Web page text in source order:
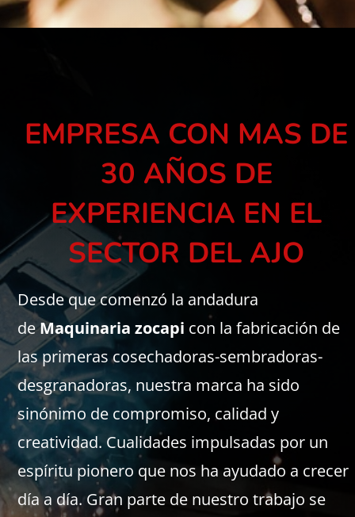
EMPRESA CON MAS DE
30 AÑOS DE
EXPERIENCIA EN EL
SECTOR DEL AJO
Desde que comenzó la andadura
deMaquinaria zocapi con la fabricación de
las primeras cosechadoras-sembradoras-
desgranadoras, nuestra marca ha sido
sinónimo de compromiso, calidad y
creatividad. Cualidades impulsadas por un
espíritu pionero que nos ha ayudado a crecer
día a día. Gran parte de nuestro trabajo se